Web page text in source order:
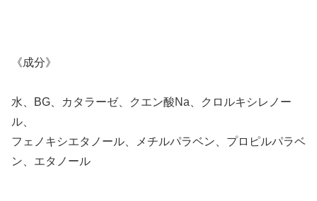
《成分》
水、BG、カタラーゼ、クエン酸Na、クロルキシレノー
ル、
フェノキシエタノール、メチルパラベン、プロピルパラベ
ン、エタノール